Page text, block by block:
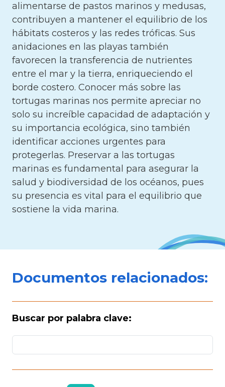
alimentarse de pastos marinos y medusas,
contribuyen a mantener el equilibrio de los
hábitats costeros y las redes tróficas. Sus
anidaciones en las playas también
favorecen la transferencia de nutrientes
entre el mar y la tierra, enriqueciendo el
borde costero. Conocer más sobre las
tortugas marinas nos permite apreciar no
solo su increíble capacidad de adaptación y
su importancia ecológica, sino también
identificar acciones urgentes para
protegerlas. Preservar a las tortugas
marinas es fundamental para asegurar la
salud y biodiversidad de los océanos, pues
su presencia es vital para el equilibrio que
sostiene la vida marina.
Documentos relacionados:
Buscar por palabra clave: